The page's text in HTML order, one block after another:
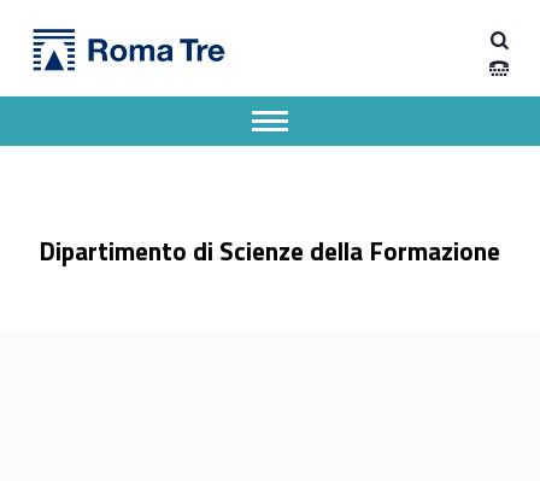
OPEN NIGHT AND DAY ROMA TRE 2026 - Orientamento, incontri e vita universitaria - Dipartimento di Scienze della Formazione
Dipartimento di Scienze della Formazione dell'Università degli Studi Roma Tre
Dipartimento di Scienze della Formazione
Apri il menu secondario
Header info sidebar